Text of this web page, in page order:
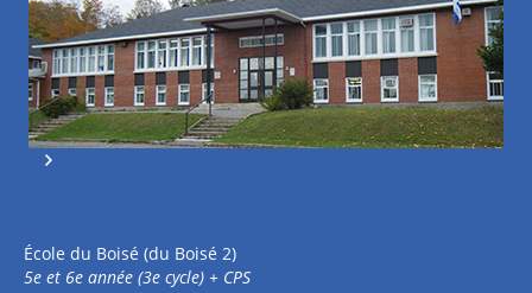
École du Boisé (du Boisé 2)
5e et 6e année (3e cycle) + CPS